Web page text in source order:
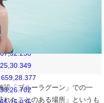
「ブルーラグーン」での一
たことのある場所」というも